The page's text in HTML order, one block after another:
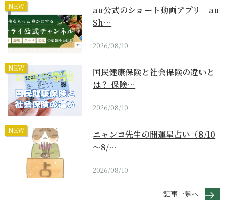
NEW
au公式のショート動画アプリ「au
Sh…
2026/08/10
NEW
国民健康保険と社会保険の違いと
は？ 保険…
2026/08/10
NEW
ニャンコ先生の開運星占い（8/10
～8/…
2026/08/10
記事一覧へ